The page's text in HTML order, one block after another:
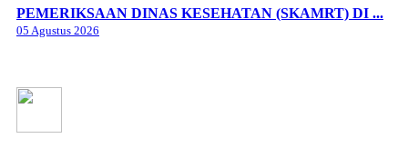
PEMERIKSAAN DINAS KESEHATAN (SKAMRT) DI ...
05 Agustus 2026